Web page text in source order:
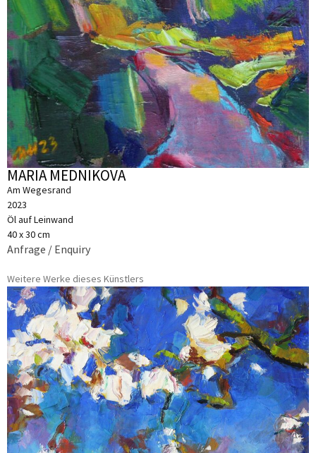
MARIA MEDNIKOVA
Am Wegesrand
2023
Öl auf Leinwand
40 x 30 cm
Anfrage / Enquiry
Weitere Werke dieses Künstlers